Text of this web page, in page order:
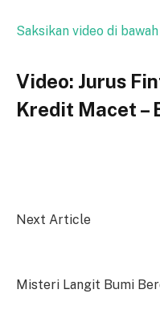
Saksikan video di
Video: Jurus
Kredit Macet –
Next Article
Misteri Langit Bumi